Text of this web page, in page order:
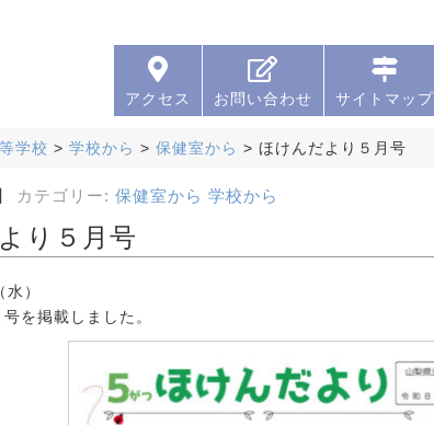
サイトマップ
お問い合わせ
アクセス
学校 > 学校から > 保健室から > ほけんだより５月号
カテゴリー: 保健室から 学校から
り５月号
）
を掲載しました。